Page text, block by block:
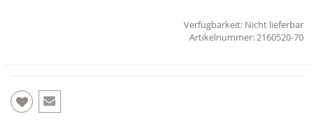
Verfügbarkeit: Nicht lieferbar
2160520-70